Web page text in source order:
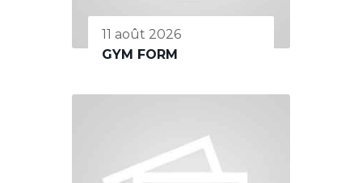
11 août 2026
GYM FORM